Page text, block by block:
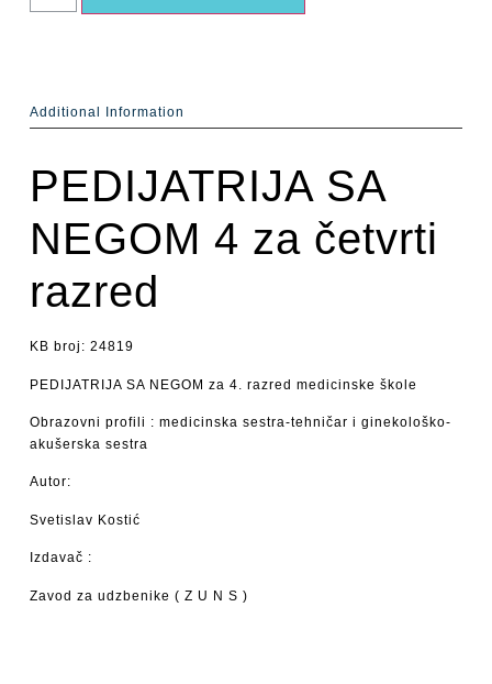
Additional Information
PEDIJATRIJA SA
NEGOM 4 za četvrti
razred
KB broj: 24819
PEDIJATRIJA SA NEGOM za 4. razred medicinske škole
Obrazovni profili : medicinska sestra-tehničar i ginekološko-
akušerska sestra
Autor:
Svetislav Kostić
Izdavač :
Zavod za udzbenike ( Z U N S )